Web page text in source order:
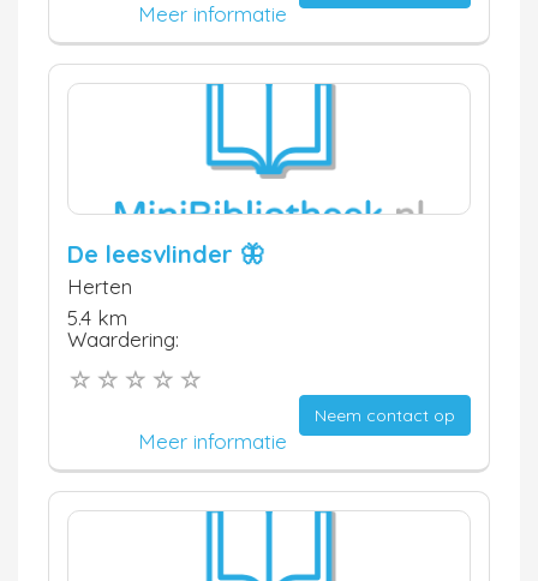
Meer informatie
De leesvlinder 🦋
Herten
5.4 km
Waardering:
Neem contact op
Meer informatie